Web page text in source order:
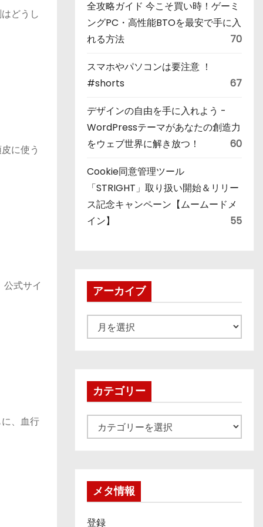
どうし
に使う
式サイ
、血行
全攻略ガイド 今こそ買い時！ゲーミ
ングPC・高性能BTOを最安で手に入
れる方法
70
スマホやパソコンは要注意 ！
#shorts
67
デザインの自由を手に入れよう -
WordPressテーマがあなたの創造力
をウェブ世界に解き放つ！
60
Cookie同意管理ツール
「STRIGHT」取り扱い開始＆リリー
ス記念キャンペーン【ムームードメ
イン】
55
アーカイブ
ー
ブカテゴリー
テ
メタ情報
登録